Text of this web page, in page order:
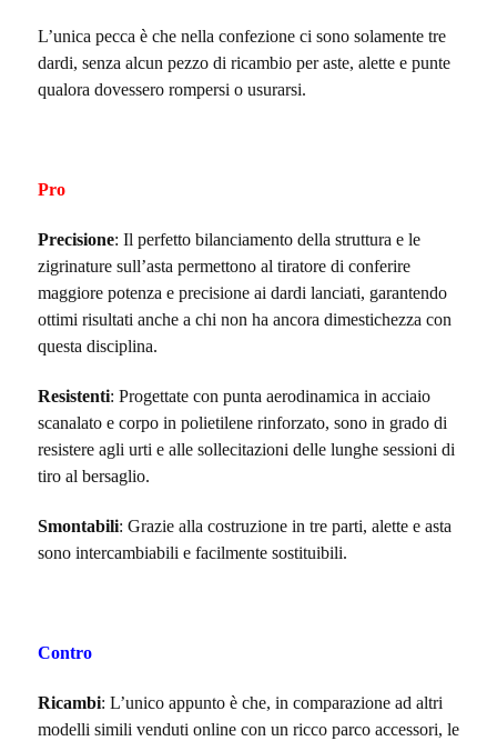
L’unica pecca è che nella confezione ci sono solamente tre
dardi, senza alcun pezzo di ricambio per aste, alette e punte
qualora dovessero rompersi o usurarsi.
Pro
Precisione: Il perfetto bilanciamento della struttura e le
zigrinature sull’asta permettono al tiratore di conferire
maggiore potenza e precisione ai dardi lanciati, garantendo
ottimi risultati anche a chi non ha ancora dimestichezza con
questa disciplina.
Resistenti: Progettate con punta aerodinamica in acciaio
scanalato e corpo in polietilene rinforzato, sono in grado di
resistere agli urti e alle sollecitazioni delle lunghe sessioni di
tiro al bersaglio.
Smontabili: Grazie alla costruzione in tre parti, alette e asta
sono intercambiabili e facilmente sostituibili.
Contro
Ricambi: L’unico appunto è che, in comparazione ad altri
modelli simili venduti online con un ricco parco accessori, le